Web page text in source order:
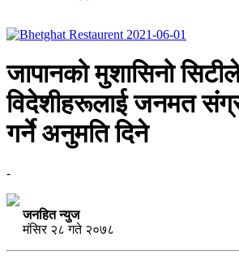
जापानको मुशासिनो
विदेशीहरूलाई जनमत
गर्ने अनुमति दिने
-
जनहित न्युज
मंसिर २८ गते २०७८